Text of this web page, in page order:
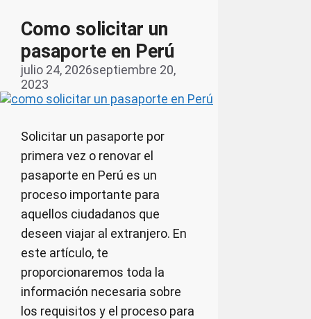
Como solicitar un
pasaporte en Perú
julio 24, 2026septiembre 20,
2023
Solicitar un pasaporte por
primera vez o renovar el
pasaporte en Perú es un
proceso importante para
aquellos ciudadanos que
deseen viajar al extranjero. En
este artículo, te
proporcionaremos toda la
información necesaria sobre
los requisitos y el proceso para